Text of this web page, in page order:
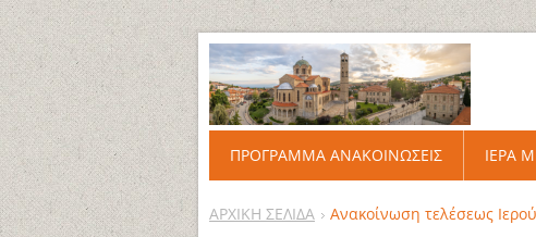
ΑΡΧΙΚΗ ΣΕΛΙΔΑ Ανακοίνωση τελέσεως
ΠΡΟΓΡΑΜΜΑ ΑΝΑΚΟΙΝΩΣΕΙΣ ΙΕΡΑ